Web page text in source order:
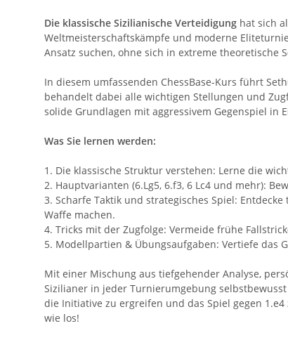
Die klassische Sizilianische Verteidigung hat sich
Weltmeisterschaftskämpfe und moderne
Ansatz suchen, ohne sich in extreme theoretische
In diesem umfassenden ChessBase-Kurs führt
behandelt dabei alle wichtigen Stellungen und
solide Grundlagen mit aggressivem Gegenspiel in
Was Sie lernen werden:
1. Die klassische Struktur verstehen: Lerne die
2. Hauptvarianten (6.Lg5, 6.f3, 6 Lc4 und mehr):
3. Scharfe Taktik und strategisches Spiel:
Waffe machen.
4. Tricks mit der Zugfolge: Vermeide frühe
5. Modellpartien & Übungsaufgaben: Vertiefe das
Mit einer Mischung aus tiefgehender Analyse,
Sizilianer in jeder Turnierumgebung
die Initiative zu ergreifen und das Spiel gegen
wie los!